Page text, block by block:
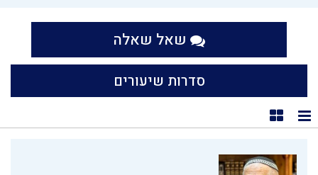
שאל שאלה
סדרות שיעורים
תצוגת רשימה
תצוגת קוביות